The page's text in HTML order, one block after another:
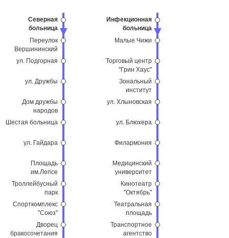
Северная
больница
Переулок
Вершининский
ул. Подгорная
ул. Дружбы
Дом дружбы
народов
Шестая больница
ул. Гайдара
Площадь
им.Лепсе
Троллейбусный
парк
Спорткомплекс
"Союз"
Дворец
бракосочетания
Инфекционная
больница
Малые Чижи
Торговый центр
"Грин Хаус"
Зональный
институт
ул. Хлыновская
ул. Блюхера
Филармония
Медицинский
университет
Кинотеатр
"Октябрь"
Театральная
площадь
Транспортное
агентство